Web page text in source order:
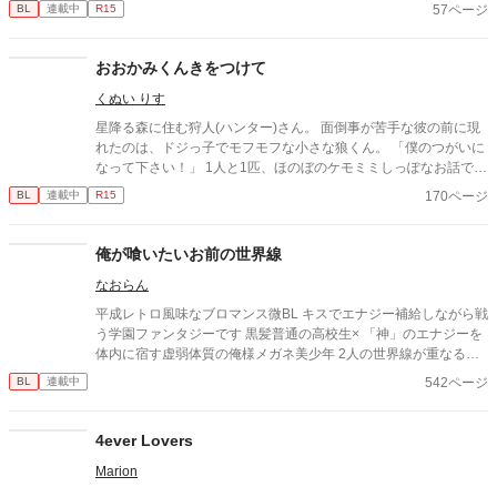
BL 連載中 R15 57ページ
おおかみくんきをつけて
くぬい りす
星降る森に住む狩人(ハンター)さん。 面倒事が苦手な彼の前に現
れたのは、ドジっ子でモフモフな小さな狼くん。 「僕のつがいに
なって下さい！」 1人と1匹、ほのぼのケモミミしっぽなお話で
す。
BL 連載中 R15 170ページ
俺が喰いたいお前の世界線
なおらん
平成レトロ風味なブロマンス微BL キスでエナジー補給しながら戦
う学園ファンタジーです 黒髪普通の高校生× 「神」のエナジーを
体内に宿す虚弱体質の俺様メガネ美少年 2人の世界線が重なる時
BL 連載中 542ページ
4ever Lovers
Marion